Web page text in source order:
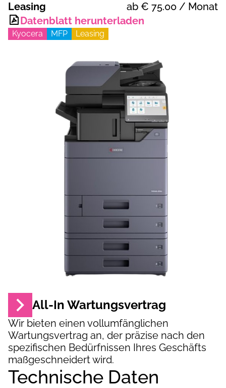
Leasing
ab € 75.00 / Monat
Datenblatt herunterladen
Kyocera MFP Leasing
All-In Wartungsvertrag
Wir bieten einen vollumfänglichen
Wartungsvertrag an, der präzise nach den
spezifischen Bedürfnissen Ihres Geschäfts
maßgeschneidert wird.
Technische Daten